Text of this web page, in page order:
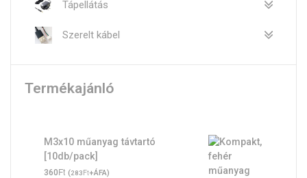
Tápellátás
Szerelt kábel
Termékajánló
M3x10 műanyag távtartó
[10db/pack]
360Ft (283Ft+ÁFA)